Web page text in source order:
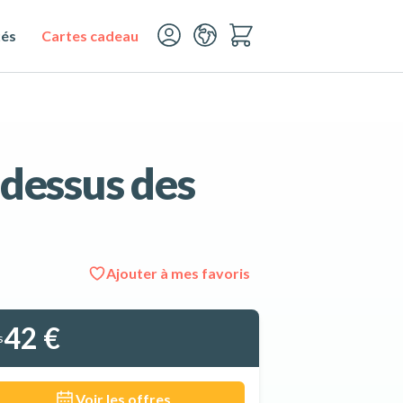
Cartes cadeau
des
Ajouter à mes favoris
Voir les 6 photos
42 €
Voir les offres